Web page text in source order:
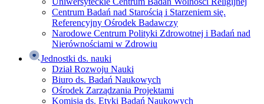
Centrum Badań nad Starością i Starzeniem się.
Referencyjny Ośrodek Badawczy
Narodowe Centrum Polityki Zdrowotnej i Badań nad
Nierównościami w Zdrowiu
Jednostki ds. nauki
Dział Rozwoju Nauki
Biuro ds. Badań Naukowych
Ośrodek Zarządzania Projektami
Komisja ds. Etyki Badań Naukowych